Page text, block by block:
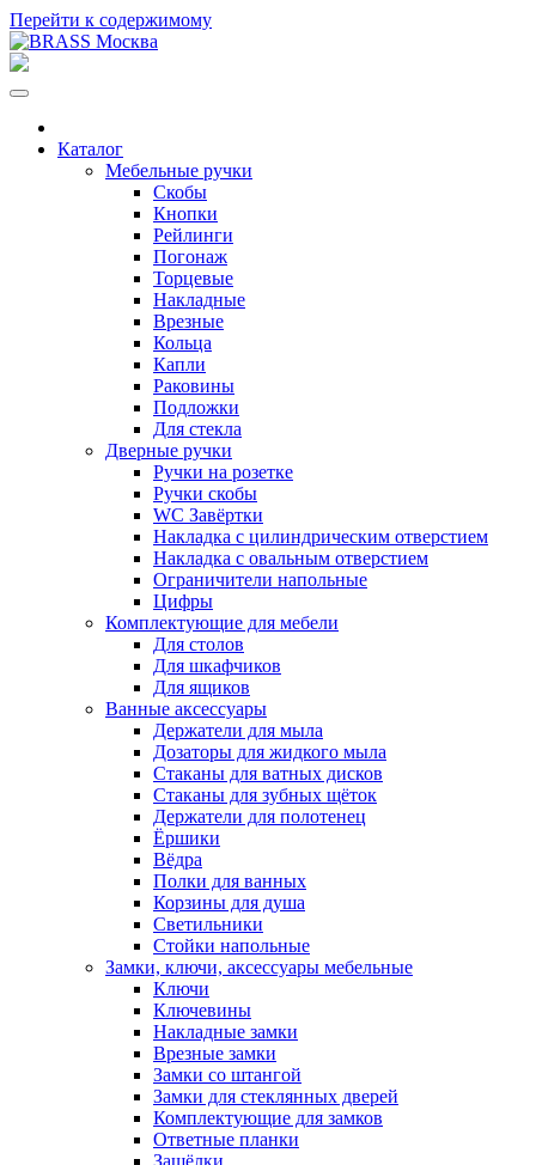
Перейти к содержимому
Каталог
Мебельные ручки
Скобы
Кнопки
Рейлинги
Погонаж
Торцевые
Накладные
Врезные
Кольца
Капли
Раковины
Подложки
Для стекла
Дверные ручки
Ручки на розетке
Ручки скобы
WC Завёртки
Накладка с цилиндрическим отверстием
Накладка с овальным отверстием
Ограничители напольные
Цифры
Комплектующие для мебели
Для столов
Для шкафчиков
Для ящиков
Ванные аксессуары
Держатели для мыла
Дозаторы для жидкого мыла
Стаканы для ватных дисков
Стаканы для зубных щёток
Держатели для полотенец
Ёршики
Вёдра
Полки для ванных
Корзины для душа
Светильники
Стойки напольные
Замки, ключи, аксессуары мебельные
Ключи
Ключевины
Накладные замки
Врезные замки
Замки со штангой
Замки для стеклянных дверей
Комплектующие для замков
Ответные планки
Защёлки